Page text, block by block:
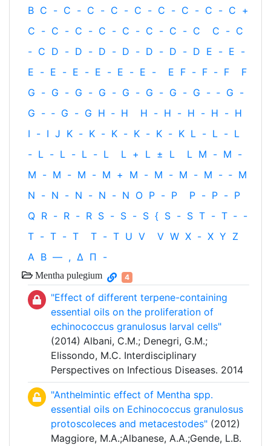
B C - C - C - C - C - C - C - C - C +
C - C - C - C - C - C - C - C C - C
- C D - D - D - D - D - D - D E - E -
E - E - E - E - E - E - E F - F - F
F
G - G - G - G - G - G - G - G - ‐ G -
G - ‐ G - G H ‐ H H - H - H - H - H
I - I J K - K - K - K - K - K L - L - L
- L - L - L - L L + L ± L L M - M -
M - M - M - M + M - M - M - M - ‐ M
N - N - N - N - N O P - P P - P - P
Q R - R - R S - S - S { S - S T - T ‐ -
T - T - T T - T U V V W X - X Y Z
Α Β — , Δ Π -
Mentha pulegium 4
"Effect of different terpene-containing
essential oils on the proliferation of
echinococcus granulosus larval cells"
(2014) Albani, C.M.; Denegri, G.M.;
Elissondo, M.C. Interdisciplinary
Perspectives on Infectious Diseases. 2014
"Anthelmintic effect of Mentha spp.
essential oils on Echinococcus granulosus
protoscoleces and metacestodes" (2012)
Maggiore, M.A.;Albanese, A.A.;Gende, L.B.